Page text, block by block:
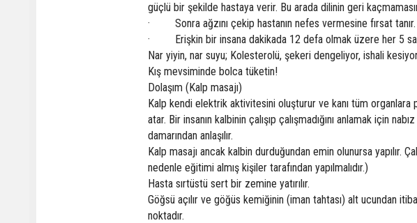
güçlü bir şekilde hastaya verir. Bu arada dilinin geri
·
Sonra ağzını çekip hastanın nefes vermesine fırsat tanır.
·
Erişkin bir insana dakikada 12 defa olmak üzere her 5
Nar yiyin, nar suyu; Kolesterolü, şekeri dengeliyor, ishali
Kış mevsiminde bolca tüketin!
Dolaşım (Kalp masajı)
Kalp kendi elektrik aktivitesini oluşturur ve kanı tüm organlara
atar. Bir insanın kalbinin çalışıp çalışmadığını anlamak için
damarından anlaşılır.
Kalp masajı ancak kalbin durduğundan emin olunursa yapılır.
nedenle eğitimi almış kişiler tarafından yapılmalıdır.)
Hasta sırtüstü sert bir zemine yatırılır.
Göğsü açılır ve göğüs kemiğinin (iman tahtası) alt ucundan
noktadır.